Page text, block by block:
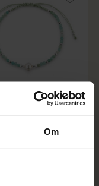
Om
"Nora" armbånd sølv